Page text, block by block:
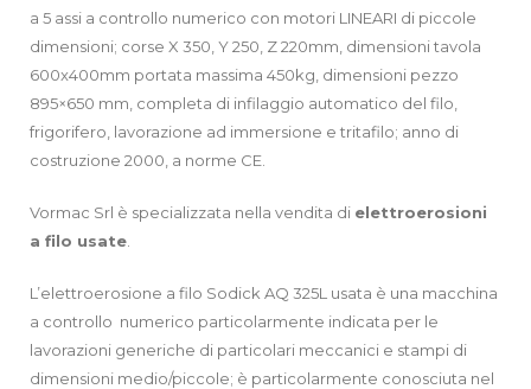
a 5 assi a controllo numerico con motori LINEARI di piccole
dimensioni; corse X 350, Y 250, Z 220mm, dimensioni tavola
600x400mm portata massima 450kg, dimensioni pezzo
895×650 mm, completa di infilaggio automatico del filo,
frigorifero, lavorazione ad immersione e tritafilo; anno di
costruzione 2000, a norme CE.
Vormac Srl è specializzata nella vendita di elettroerosioni
a filo usate
L’elettroerosione a filo Sodick AQ 325L usata è una macchina
a controllo numerico particolarmente indicata per le
lavorazioni generiche di particolari meccanici e stampi di
dimensioni medio/piccole; è particolarmente conosciuta nel